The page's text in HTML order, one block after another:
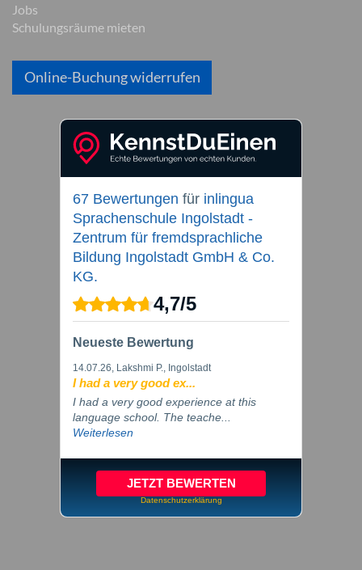
Jobs
Schulungsräume mieten
Online-Buchung widerrufen
67 Bewertungen für inlingua
Sprachenschule Ingolstadt -
Zentrum für fremdsprachliche
Bildung Ingolstadt GmbH & Co.
KG.
4,7/5
Neueste Bewertung
14.07.26, Lakshmi P., Ingolstadt
I had a very good ex...
I had a very good experience at this
language school. The teache...
Weiterlesen
JETZT BEWERTEN
Datenschutzerklärung